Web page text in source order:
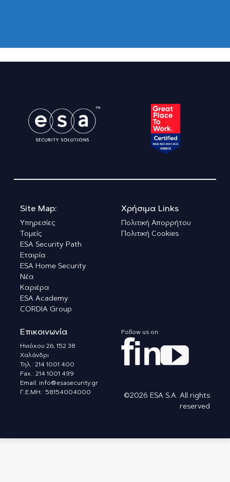
Site Map:
Υπηρεσίες
Τομείς
ESA Security Path
Εταιρία
ESA Home Security
Νέα
Καριέρα
ESA Academy
CORDIA Group
Χρήσιμα Links
Πολιτική Απορρήτου
Πολιτική Cookies
Επικοινωνία
Ηνιόχου 26, 152 38
Χαλάνδρι
Τηλ.: 214 1001 400
Fax.: 214 1001 499
Email: info@esasecurity.gr
Γ.Ε.ΜΗ.: 58154004000
Follow us on:
©2026 ESA S.A. All rights
reserved